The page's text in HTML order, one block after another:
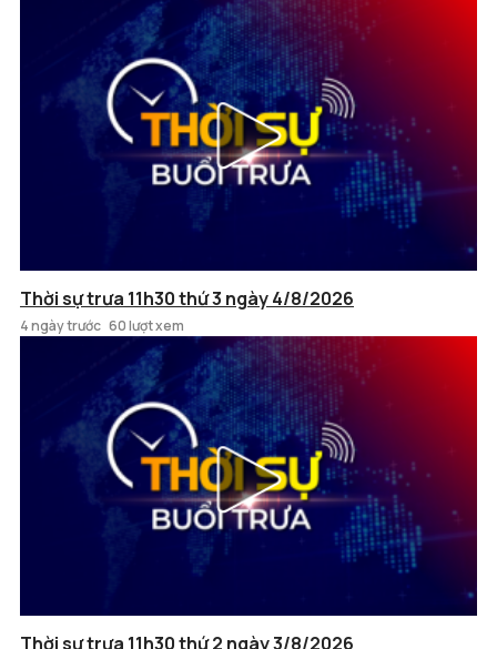
Thời sự trưa 11h30 thứ 3 ngày 4/8/2026
4 ngày trước 60 lượt xem
Thời sự trưa 11h30 thứ 2 ngày 3/8/2026